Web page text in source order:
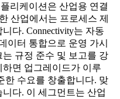
리케이션은 산업용 연결
산업에서는 프로세스 제
다. Connectivity는 자동
이터 통합으로 운영 가시
규정 준수 및 보고를 강
면 업그레이드가 이루
한 수요를 창출합니다. 맞
다. 이 세그먼트는 산업